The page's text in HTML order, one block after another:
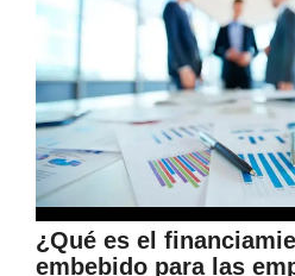
¿Qué es el
embebido para las